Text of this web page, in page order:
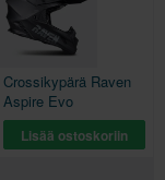
Crossikypärä Raven
Aspire Evo
Lisää ostoskoriin